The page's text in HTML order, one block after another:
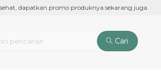
dapatkan promo produknya sekarang juga.
Cari